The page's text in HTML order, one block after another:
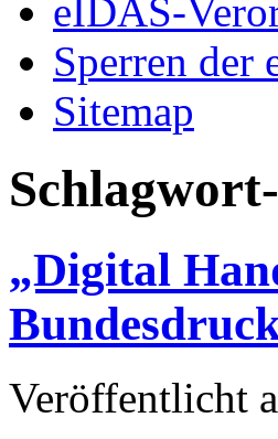
eIDAS-
Sperren der
Sitemap
„Digital
Veröffentlicht